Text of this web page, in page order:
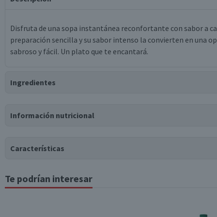
Disfruta de una sopa instantánea reconfortante con sabor a
preparación sencilla y su sabor intenso la convierten en una
sabroso y fácil. Un plato que te encantará.
Ingredientes
deshidratado, proteína de soya texturizada, glutamato
hexametafosfato de sodio, saborizante natural, dióxido de
Información nutricional
Tabla nutricional
Características
Estados Unidos
Te podrían interesar